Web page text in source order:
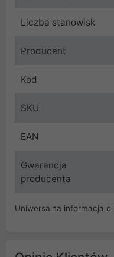
Liczba stanowisk
Producent
Kod
SKU
EAN
Gwarancja
producenta
Uniwersalna informacja